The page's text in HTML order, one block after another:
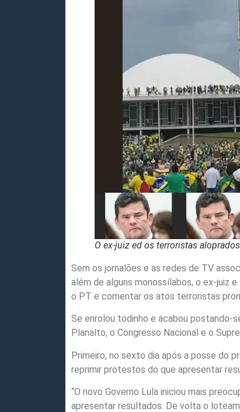
O ex-juiz ed os terroristas aloprados
Sem os jornalões e as redes de TV
além de alguns monossílabos, o ex-juiz
o PT e comentar os atos terroristas
Se enrolou todinho e acabou postando-
Planalto, o Congresso Nacional e o
Primeiro, no sexto dia após a posse do
reprimir protestos do que apresentar
“O novo Governo Lula iniciou mais
apresentar resultados. De volta o